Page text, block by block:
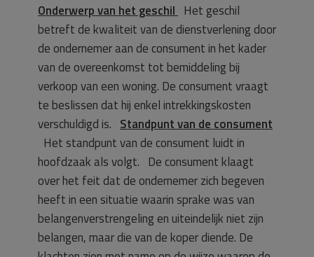
Onderwerp van het geschil Het geschil
betreft de kwaliteit van de dienstverlening door
de ondernemer aan de consument in het kader
van de overeenkomst tot bemiddeling bij
verkoop van een woning. De consument vraagt
te beslissen dat hij enkel intrekkingskosten
verschuldigd is. Standpunt van de consument
Het standpunt van de consument luidt in
hoofdzaak als volgt. De consument klaagt
over het feit dat de ondernemer zich begeven
heeft in een situatie waarin sprake was van
belangenverstrengeling en uiteindelijk niet zijn
belangen, maar die van de koper diende. De